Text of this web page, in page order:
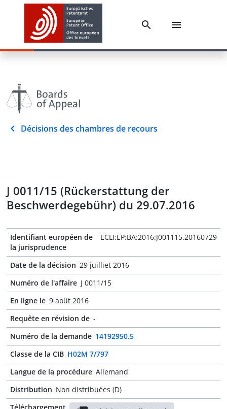
Décisions des chambres de recours
J 0011/15 (Rückerstattung der
Beschwerdegebühr) du 29.07.2016
Identifiant européen de
la jurisprudence
ECLI:EP:BA:2016:J001115.20160729
Date de la décision 29 juilliet 2016
Numéro de l'affaire J 0011/15
En ligne le 9 août 2016
Requête en révision de -
Numéro de la demande 14192950.5
Classe de la CIB H02M 7/797
Langue de la procédure Allemand
Distribution Non distribuées (D)